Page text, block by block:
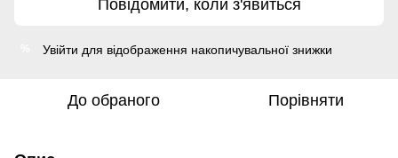
Повідомити, коли з'явиться
Увійти для відображення накопичувальної знижки
До обраного Порівняти